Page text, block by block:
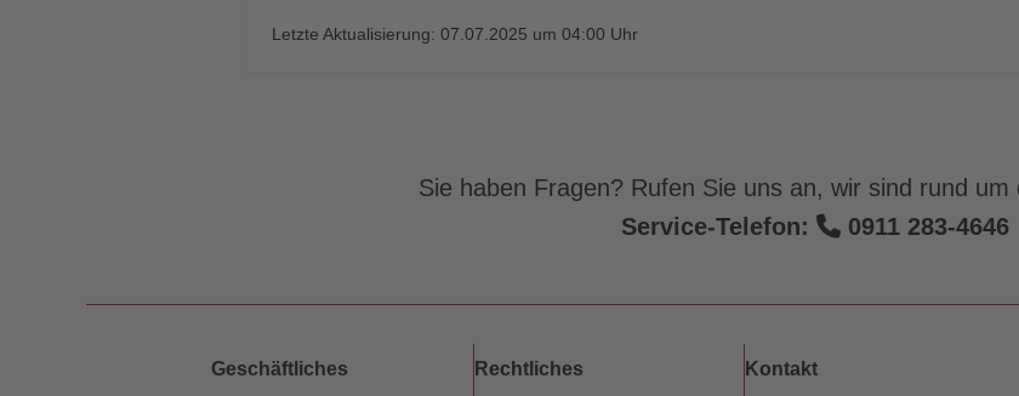
Letzte Aktualisierung: 07.07.2025 um 04:00 Uhr
Sie haben Fragen? Rufen Sie uns an, wir sind rund um
Service-Telefon:
0911 283-4646
Geschäftliches Rechtliches Kontakt